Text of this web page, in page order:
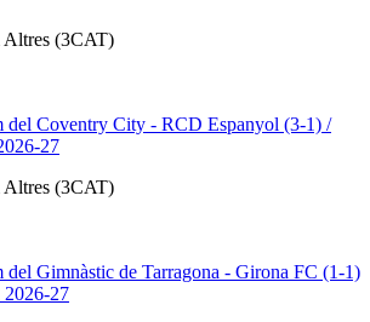
Altres (3CAT)
del Coventry City - RCD Espanyol (3-1) /
27
Altres (3CAT)
del Gimnàstic de Tarragona - Girona FC (1-1)
2026-27